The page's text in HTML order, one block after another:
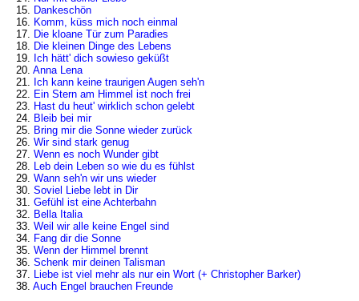
15. Dankeschön
16. Komm, küss mich noch einmal
17. Die kloane Tür zum Paradies
18. Die kleinen Dinge des Lebens
19. Ich hätt' dich sowieso geküßt
20. Anna Lena
21. Ich kann keine traurigen Augen seh'n
22. Ein Stern am Himmel ist noch frei
23. Hast du heut' wirklich schon gelebt
24. Bleib bei mir
25. Bring mir die Sonne wieder zurück
26. Wir sind stark genug
27. Wenn es noch Wunder gibt
28. Leb dein Leben so wie du es fühlst
29. Wann seh'n wir uns wieder
30. Soviel Liebe lebt in Dir
31. Gefühl ist eine Achterbahn
32. Bella Italia
33. Weil wir alle keine Engel sind
34. Fang dir die Sonne
35. Wenn der Himmel brennt
36. Schenk mir deinen Talisman
37. Liebe ist viel mehr als nur ein Wort (+ Christopher Barker)
38. Auch Engel brauchen Freunde